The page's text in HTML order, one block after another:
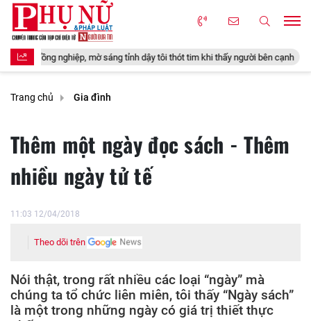
tỉnh dậy tôi thót tim khi thấy người bên cạnh 20 tuổi cưới ông
Trang chủ Gia đình
Thêm một ngày đọc sách - Thêm
nhiều ngày tử tế
11:03 12/04/2018
Theo dõi trên
Nói thật, trong rất nhiều các loại “ngày” mà
chúng ta tổ chức liên miên, tôi thấy “Ngày sách”
là một trong những ngày có giá trị thiết thực